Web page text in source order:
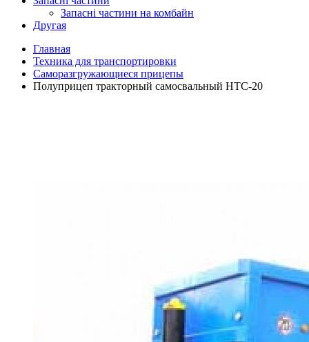
Запасні частини на комбайн
Другая
Главная
Техника для транспортировки
Саморазгружающиеся прицепы
Полуприцеп тракторный самосвальный НТС-20